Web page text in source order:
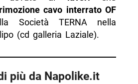
rimozione cavo interrato OF
Società TERNA nella
(cd galleria Laziale).
più da Napolike.it